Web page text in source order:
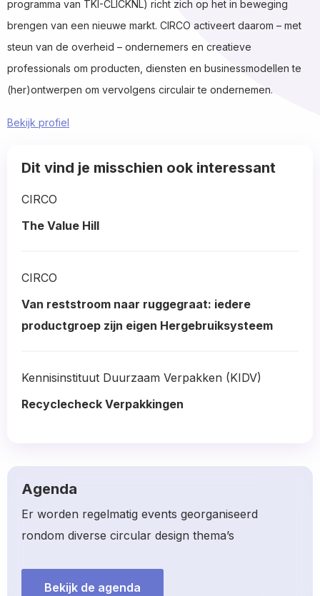
programma van TKI-CLICKNL) richt zich op het in beweging
brengen van een nieuwe markt. CIRCO activeert daarom – met
steun van de overheid – ondernemers en creatieve
professionals om producten, diensten en businessmodellen te
(her)ontwerpen om vervolgens circulair te ondernemen.
Bekijk profiel
more
Dit vind je misschien ook interessant
CIRCO
The Value Hill
more
CIRCO
Van reststroom naar ruggegraat: iedere
productgroep zijn eigen Hergebruiksysteem
more
Kennisinstituut Duurzaam Verpakken (KIDV)
Recyclecheck Verpakkingen
Agenda
Er worden regelmatig events georganiseerd
rondom diverse circular design thema’s
Bekijk de agenda